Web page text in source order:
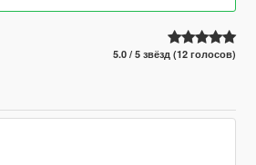
5.0 / 5 звёзд (12 голосов)